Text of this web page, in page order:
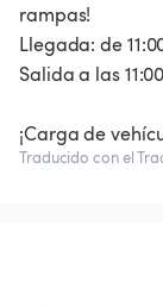
rampas!
Llegada: de
Salida a las
¡Carga de
Traducido con el